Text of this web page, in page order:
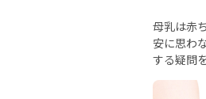
母乳は赤
安に思わ
する疑問